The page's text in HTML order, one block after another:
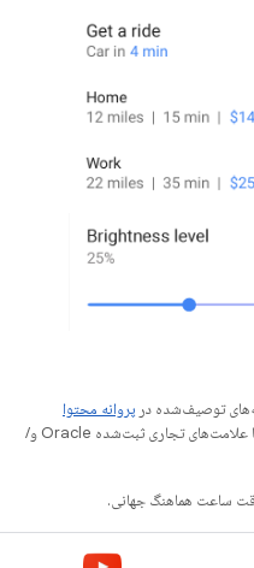
توصیف‌شده در پروانه محتوا
هستند. جاوا و OpenJDK علامت‌های تجاری یا علامت‌های تجاری ثبت‌شده Oracle و/